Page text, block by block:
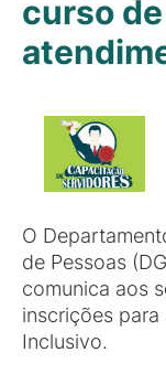
curso
O
de Pessoas
comunica aos
inscrições para
Inclusivo.